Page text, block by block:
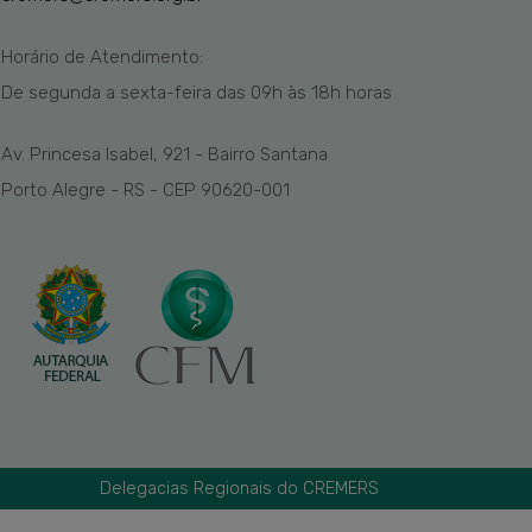
Horário de Atendimento:
De segunda a sexta-feira das 09h às 18h horas
Av. Princesa Isabel, 921 - Bairro Santana
Porto Alegre - RS - CEP 90620-001
Delegacias Regionais do CREMERS